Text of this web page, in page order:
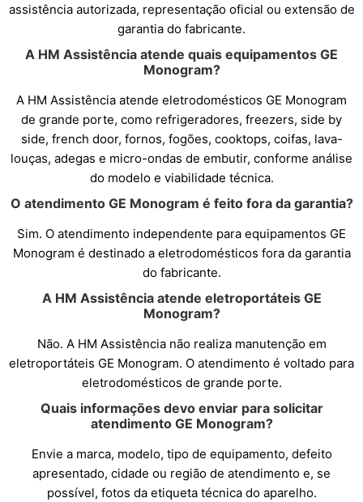
assistência autorizada, representação oficial ou extensão de
garantia do fabricante.
A HM Assistência atende quais equipamentos GE
Monogram?
A HM Assistência atende eletrodomésticos GE Monogram
de grande porte, como refrigeradores, freezers, side by
side, french door, fornos, fogões, cooktops, coifas, lava-
louças, adegas e micro-ondas de embutir, conforme análise
do modelo e viabilidade técnica.
O atendimento GE Monogram é feito fora da garantia?
Sim. O atendimento independente para equipamentos GE
Monogram é destinado a eletrodomésticos fora da garantia
do fabricante.
A HM Assistência atende eletroportáteis GE
Monogram?
Não. A HM Assistência não realiza manutenção em
eletroportáteis GE Monogram. O atendimento é voltado para
eletrodomésticos de grande porte.
Quais informações devo enviar para solicitar
atendimento GE Monogram?
Envie a marca, modelo, tipo de equipamento, defeito
apresentado, cidade ou região de atendimento e, se
possível, fotos da etiqueta técnica do aparelho.